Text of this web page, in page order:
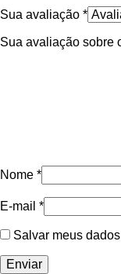
Sua avaliação *
Sua avaliação sobre
Nome *
E-mail *
Salvar meus